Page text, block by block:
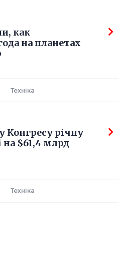
как
на планетах
Технiка
Конгресу річну
на $61,4 млрд
Технiка